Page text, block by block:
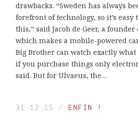
drawbacks. “Sweden has always
forefront of technology, so it’s easy
this,” said Jacob de Geer, a
which makes a mobile-powered
Big Brother can watch exactly what
if you purchase things only
said. But for Ulvaeus, the…
31·12·15 / ENFIN !